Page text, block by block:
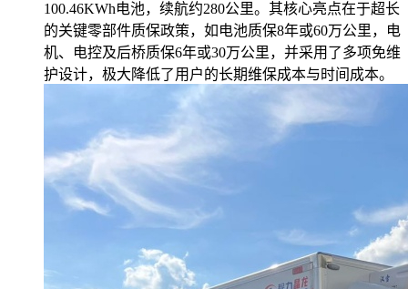
100.46KWh电池，续航约280公里。其核心亮点在于超长
的关键零部件质保政策，如电池质保8年或60万公里，电
机、电控及后桥质保6年或30万公里，并采用了多项免维
护设计，极大降低了用户的长期维保成本与时间成本。